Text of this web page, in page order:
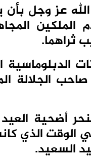
عز وجل
الملكين
ثراهما.
الدبلوماسية
الجلالة
أضحية
الوقت الذي
السعيد.